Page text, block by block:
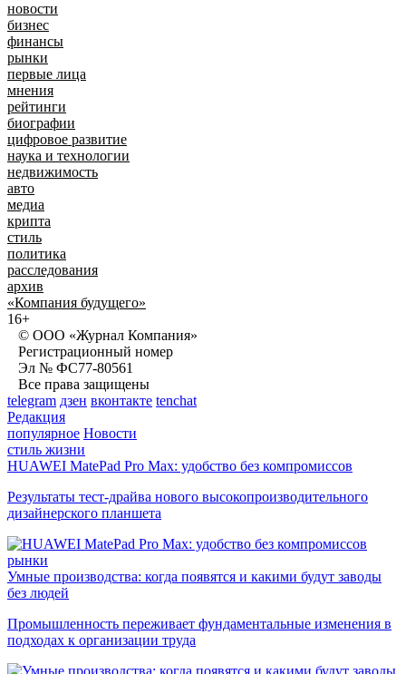
новости
бизнес
финансы
рынки
первые лица
мнения
рейтинги
биографии
цифровое развитие
наука и технологии
недвижимость
авто
медиа
крипта
стиль
политика
расследования
архив
«Компания будущего»
16+
© ООО «Журнал Компания»
Регистрационный номер
Эл № ФС77-80561
Все права защищены
telegram дзен вконтакте tenchat
Редакция
популярное Новости
стиль жизни
HUAWEI MatePad Pro Max: удобство без компромиссов
Результаты тест-драйва нового высокопроизводительного
дизайнерского планшета
рынки
Умные производства: когда появятся и какими будут заводы
без людей
Промышленность переживает фундаментальные изменения в
подходах к организации труда